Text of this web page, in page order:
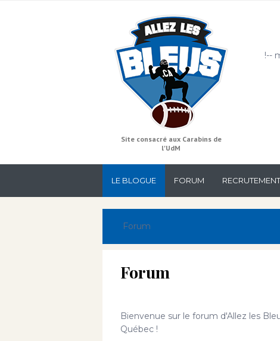
Site consacré aux Carabins de
l'UdM
!--
LE BLOGUE FORUM RECRUTEMENT
Forum
Forum
Bienvenue sur le forum d'Allez les
Québec !